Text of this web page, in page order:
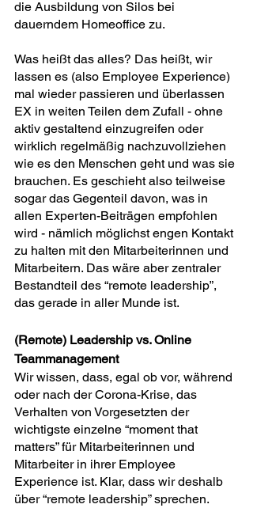
die Ausbildung von Silos bei
dauerndem Homeoffice zu.
Was heißt das alles? Das heißt, wir
lassen es (also Employee Experience)
mal wieder passieren und überlassen
EX in weiten Teilen dem Zufall - ohne
aktiv gestaltend einzugreifen oder
wirklich regelmäßig nachzuvollziehen
wie es den Menschen geht und was sie
brauchen. Es geschieht also teilweise
sogar das Gegenteil davon, was in
allen Experten-Beiträgen empfohlen
wird - nämlich möglichst engen Kontakt
zu halten mit den Mitarbeiterinnen und
Mitarbeitern. Das wäre aber zentraler
Bestandteil des “remote leadership”,
das gerade in aller Munde ist.
(Remote) Leadership vs. Online
Teammanagement
Wir wissen, dass, egal ob vor, während
oder nach der Corona-Krise, das
Verhalten von Vorgesetzten der
wichtigste einzelne “moment that
matters” für Mitarbeiterinnen und
Mitarbeiter in ihrer Employee
Experience ist. Klar, dass wir deshalb
über “remote leadership” sprechen.